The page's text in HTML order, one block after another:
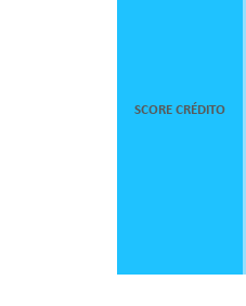
SCORE CRÉDITO